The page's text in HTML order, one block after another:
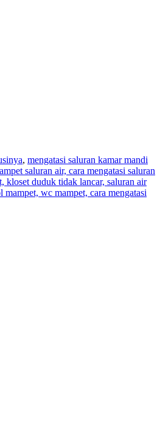
, mengatasi saluran kamar mandi
saluran air, cara mengatasi saluran
kloset duduk tidak lancar, saluran air
wc mampet, cara mengatasi